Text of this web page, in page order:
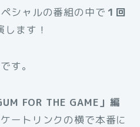
シャルの番組の中で １回
ます！
す。
FOR THE GAME」編
ートリンクの横で本番に